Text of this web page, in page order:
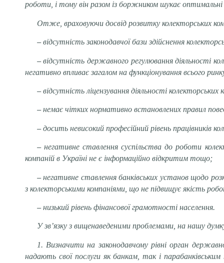
роботи, і тому він разом із боржником шукає
Отже, враховуючи досвід розвитку колекторських
–відсутність законодавчої бази здійснення
–відсутність державного регулювання діяльності
негативно впливає загалом на функціонування всього
–відсутність ліцензування діяльності
–немає чітких нормативно встановлених правил
–досить невисокий професійний рівень працівників
– негативне ставлення суспільства до роботи
компаній в Україні не є інформаційно відкритим тощо;
–негативне ставлення банківських установ щодо
з колекторськими компаніями, що не підвищує якість
–низький рівень фінансової грамотності населення.
У зв’язку з вищенаведеними проблемами, на нашу
1. Визначити на законодавчому рівні орган
надають свої послуги як банкам, так і